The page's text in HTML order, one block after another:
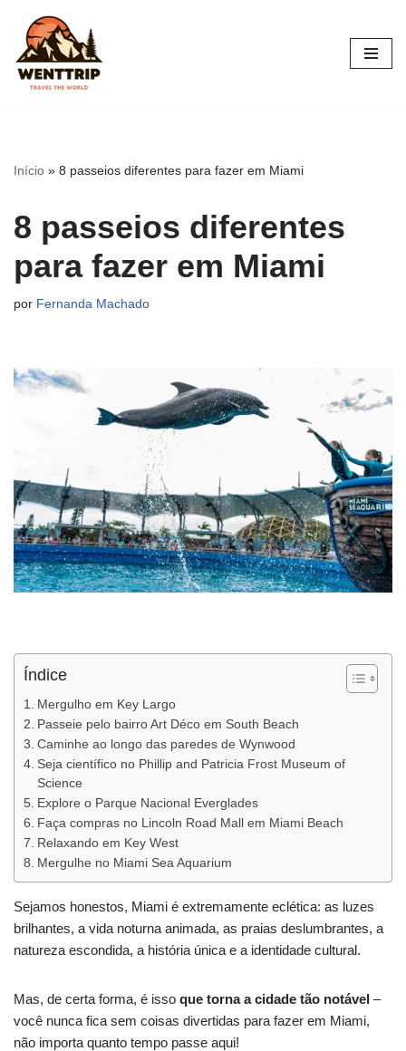
Pular
para
Início » 8 passeios diferentes para fazer em Miami
8 passeios diferentes
para fazer em Miami
por Fernanda Machado
Índice
Mergulho em Key Largo
Passeie pelo bairro Art Déco em South Beach
Caminhe ao longo das paredes de Wynwood
Seja científico no Phillip and Patricia Frost Museum of
Science
Explore o Parque Nacional Everglades
Faça compras no Lincoln Road Mall em Miami Beach
Relaxando em Key West
Mergulhe no Miami Sea Aquarium
Sejamos honestos, Miami é extremamente eclética: as luzes
brilhantes, a vida noturna animada, as praias deslumbrantes, a
natureza escondida, a história única e a identidade cultural.
Mas, de certa forma, é isso que torna a cidade tão notável –
você nunca fica sem coisas divertidas para fazer em Miami,
não importa quanto tempo passe aqui!